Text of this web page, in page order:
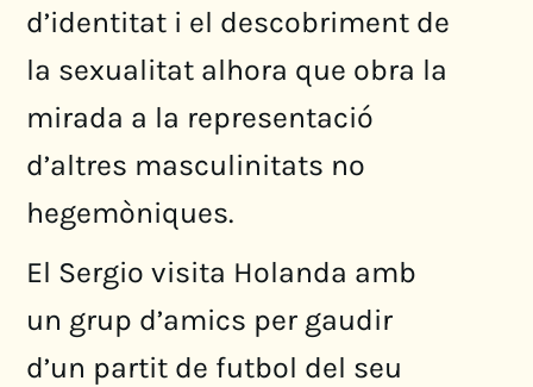
d’identitat i el descobriment de
la sexualitat alhora que obra la
mirada a la representació
d’altres masculinitats no
hegemòniques.
El Sergio visita Holanda amb
un grup d’amics per gaudir
d’un partit de futbol del seu